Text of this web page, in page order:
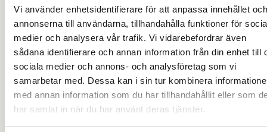
Vi använder enhetsidentifierare för att anpassa innehållet och
annonserna till användarna, tillhandahålla funktioner för
medier och analysera vår trafik. Vi vidarebefordrar även
sådana identifierare och annan information från din enhet till
sociala medier och annons- och analysföretag som vi
samarbetar med. Dessa kan i sin tur kombinera
med annan information som du har tillhandahållit eller som
har samlat in när du har använt deras tjänster.